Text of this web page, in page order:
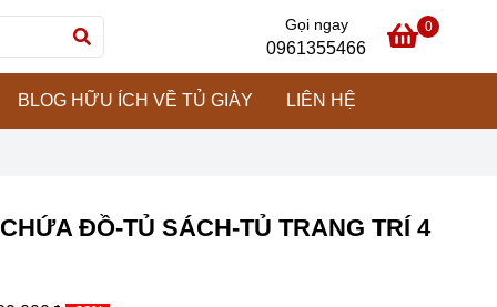
Gọi ngay
0961355466
0
BLOG HỮU ÍCH VỀ TỦ GIÀY LIÊN HỆ
ĐỒ-TỦ SÁCH-TỦ TRANG TRÍ 4